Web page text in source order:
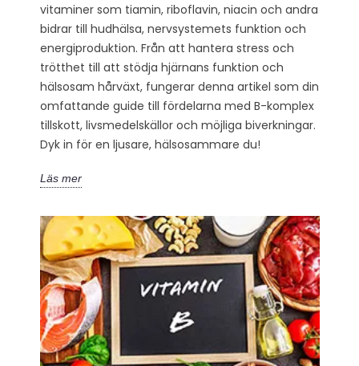
vitaminer som tiamin, riboflavin, niacin och andra
bidrar till hudhälsa, nervsystemets funktion och
energiproduktion. Från att hantera stress och
trötthet till att stödja hjärnans funktion och
hälsosam hårväxt, fungerar denna artikel som din
omfattande guide till fördelarna med B-komplex
tillskott, livsmedelskällor och möjliga biverkningar.
Dyk in för en ljusare, hälsosammare du!
Läs mer